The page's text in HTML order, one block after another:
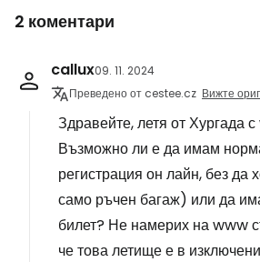
2 коментари
callux09. 11. 2024
Преведено от cestee.cz Вижте
Здравейте, летя от Хургада
Възможно ли е да имам
регистрация он лайн, без
само ръчен багаж) или да
билет? Не намерих на www
че това летище е в